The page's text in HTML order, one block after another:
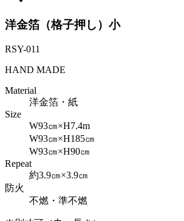
洋金箔（格子押し）小
RSY-011
HAND MADE
Material
洋金箔・紙
Size
W93㎝×H7.4m
W93㎝×H185㎝
W93㎝×H90㎝
Repeat
約3.9㎝×3.9㎝
防火
不燃・準不燃